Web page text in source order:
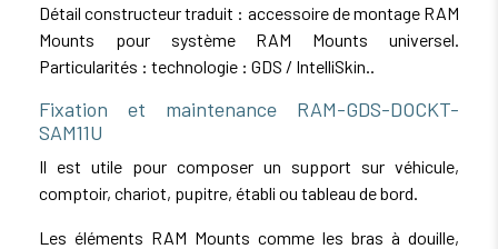
Détail constructeur traduit : accessoire de montage RAM
Mounts pour système RAM Mounts universel.
Particularités : technologie : GDS / IntelliSkin..
Fixation et maintenance RAM-GDS-DOCKT-
SAM11U
Il est utile pour composer un support sur véhicule,
comptoir, chariot, pupitre, établi ou tableau de bord.
Les éléments RAM Mounts comme les bras à douille,